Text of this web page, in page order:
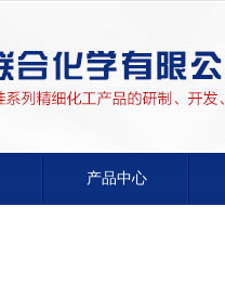
产品中心